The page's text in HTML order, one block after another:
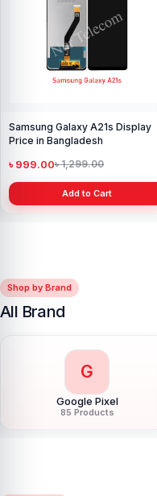
Samsung Galaxy A21s Display
Price in Bangladesh
৳ 999.00৳ 1,299.00
Add to Cart
Shop by Brand
All Brand
G
Google Pixel
85 Products